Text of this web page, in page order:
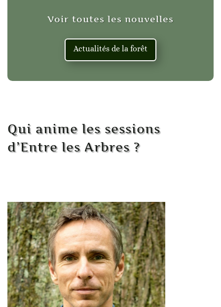
Voir toutes les nouvelles
Actualités de la forêt
Qui anime les sessions
d’Entre les Arbres ?